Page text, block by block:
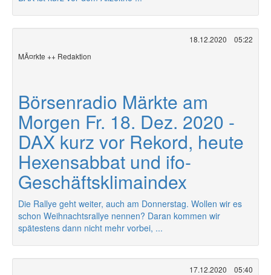
18.12.2020
05:22
MÃ¤rkte ++ Redaktion
Börsenradio Märkte am
Morgen Fr. 18. Dez. 2020 -
DAX kurz vor Rekord, heute
Hexensabbat und ifo-
Geschäftsklimaindex
Die Rallye geht weiter, auch am Donnerstag. Wollen wir es
schon Weihnachtsrallye nennen? Daran kommen wir
spätestens dann nicht mehr vorbei, ...
17.12.2020
05:40